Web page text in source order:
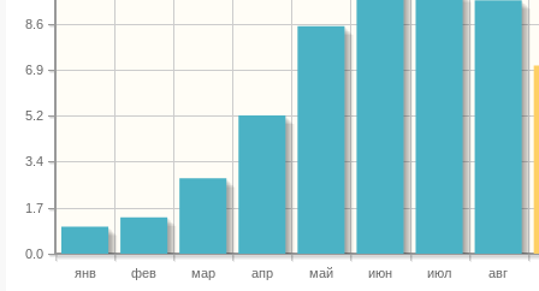
янв фев мар апр май июн июл авг
0.0
1.7
3.4
5.2
6.9
8.6